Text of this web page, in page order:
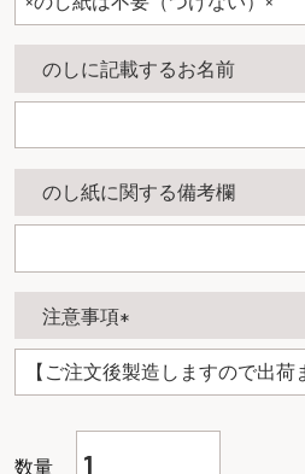
須
のしに記載するお名前
のし紙に関する備考欄
注意事項
(
必